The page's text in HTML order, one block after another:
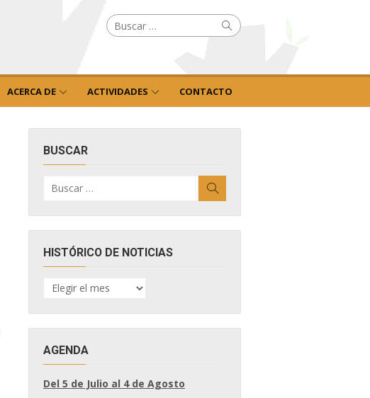
Buscar
por: Buscar
ACERCA DE ACTIVIDADES CONTACTO
BUSCAR
por:
HISTÓRICO DE NOTICIAS
HISTÓRICO
DE
AGENDA
Del 5 de Julio al 4 de Agosto